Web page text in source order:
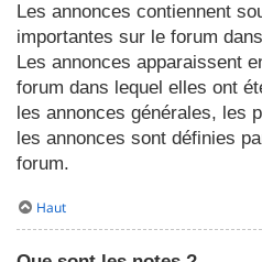
Les annonces contiennent
importantes sur le forum
Les annonces apparaissent
forum dans lequel elles ont
les annonces générales, les
les annonces sont définies
forum.
Haut